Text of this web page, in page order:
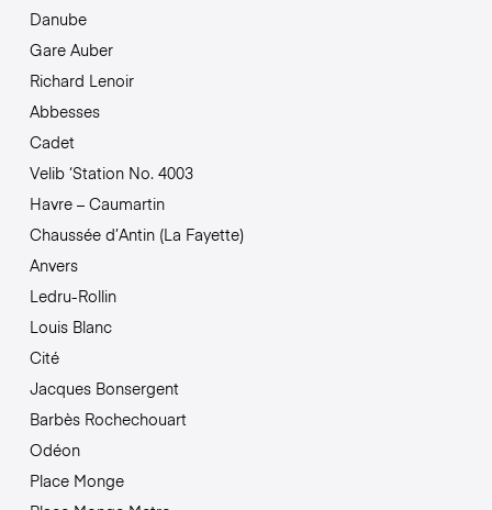
Danube
Gare Auber
Richard Lenoir
Abbesses
Cadet
Velib ‘Station No. 4003
Havre – Caumartin
Chaussée d’Antin (La Fayette)
Anvers
Ledru-Rollin
Louis Blanc
Cité
Jacques Bonsergent
Barbès Rochechouart
Odéon
Place Monge